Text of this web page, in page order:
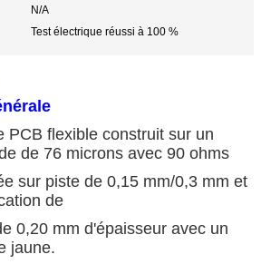
N/A
Test électrique réussi à 100 %
PCB flexible construit sur un
de 76 microns avec 90 ohms
sur piste de 0,15 mm/0,3 mm et
de
0,20 mm d'épaisseur avec un
jaune.